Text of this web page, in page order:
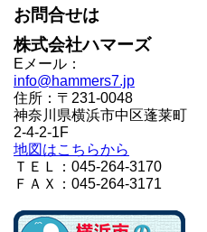
お問合せは
株式会社ハマーズ
Eメール：
info@hammers7.jp
住所：〒231-0048
神奈川県横浜市中区蓬莱町
2-4-2-1F
地図はこちらから
ＴＥＬ：045-264-3170
ＦＡＸ：045-264-3171